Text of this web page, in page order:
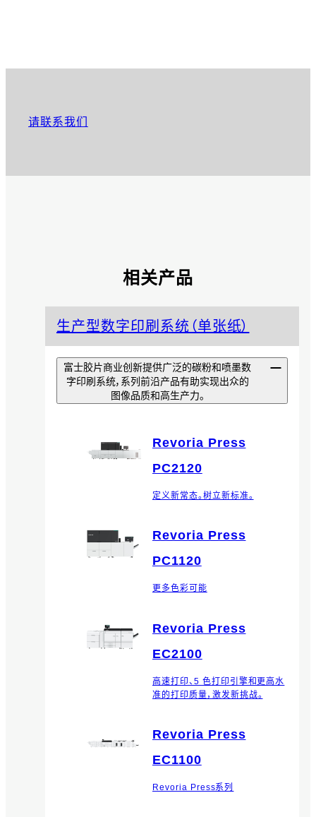
请联系我们
相关产品
生产型数字印刷系统（单张纸）
富士胶片商业创新提供广泛的碳粉和喷墨数
字印刷系统，系列前沿产品有助实现出众的
图像品质和高生产力。
Revoria Press
PC2120
定义新常态。树立新标准。
Revoria Press
PC1120
更多色彩可能
Revoria Press
EC2100
高速打印、5 色打印引擎和更高水
准的打印质量，激发新挑战。
Revoria Press
EC1100
Revoria Press系列